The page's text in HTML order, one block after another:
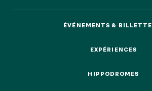
ÉVÉNEMENTS &
EXPÉRIENCES
HIPPODROMES